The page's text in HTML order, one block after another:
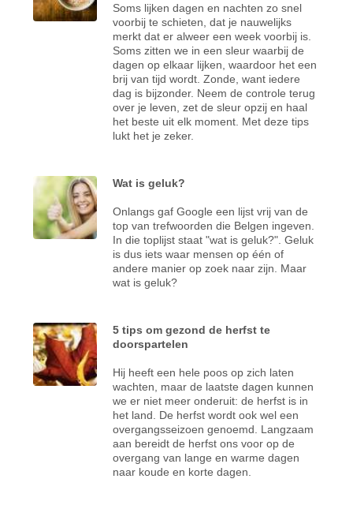
Soms lijken dagen en nachten zo snel
voorbij te schieten, dat je nauwelijks
merkt dat er alweer een week voorbij is.
Soms zitten we in een sleur waarbij de
dagen op elkaar lijken, waardoor het een
brij van tijd wordt. Zonde, want iedere
dag is bijzonder. Neem de controle terug
over je leven, zet de sleur opzij en haal
het beste uit elk moment. Met deze tips
lukt het je zeker.
Wat is geluk?
Onlangs gaf Google een lijst vrij van de
top van trefwoorden die Belgen ingeven.
In die toplijst staat "wat is geluk?". Geluk
is dus iets waar mensen op één of
andere manier op zoek naar zijn. Maar
wat is geluk?
5 tips om gezond de herfst te
doorspartelen
Hij heeft een hele poos op zich laten
wachten, maar de laatste dagen kunnen
we er niet meer onderuit: de herfst is in
het land. De herfst wordt ook wel een
overgangsseizoen genoemd. Langzaam
aan bereidt de herfst ons voor op de
overgang van lange en warme dagen
naar koude en korte dagen.